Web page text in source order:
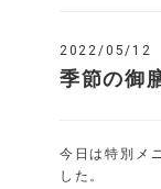
2022/05/12
季節の御
今日は特別メ
した。